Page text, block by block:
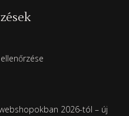
2026-tól – új